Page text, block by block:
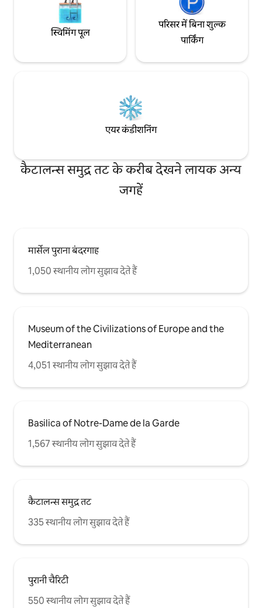
स्विमिंग पूल
परिसर में बिना शुल्क
पार्किंग
एयर कंडीशनिंग
कैटालन्स समुद्र तट के करीब देखने लायक अन्य
जगहें
मार्सेल पुराना बंदरगाह
1,050 स्थानीय लोग सुझाव देते हैं
Museum of the Civilizations of Europe and the
Mediterranean
4,051 स्थानीय लोग सुझाव देते हैं
Basilica of Notre-Dame de la Garde
1,567 स्थानीय लोग सुझाव देते हैं
कैटालन्स समुद्र तट
335 स्थानीय लोग सुझाव देते हैं
पुरानी चैरिटी
550 स्थानीय लोग सुझाव देते हैं